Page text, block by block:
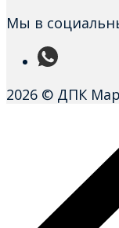
Мы в
2026 © ДПК